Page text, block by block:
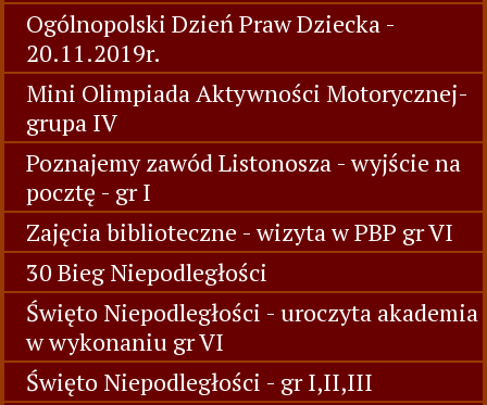
Ogólnopolski Dzień Praw Dziecka -
20.11.2019r.
Mini Olimpiada Aktywności Motorycznej-
grupa IV
Poznajemy zawód Listonosza - wyjście na
pocztę - gr I
Zajęcia biblioteczne - wizyta w PBP gr VI
30 Bieg Niepodległości
Święto Niepodległości - uroczyta akademia
w wykonaniu gr VI
Święto Niepodległości - gr I,II,III